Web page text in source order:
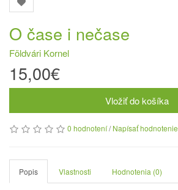
O čase i nečase
Földvári Kornel
15,00€
Vložiť do košíka
0 hodnotení/Napísať hodnotenie
Popis Vlastnosti Hodnotenia (0)